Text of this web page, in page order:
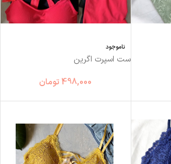
ناموجود
ست اسپرت اگرین
498,000 تومان